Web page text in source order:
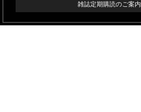
雑誌定期購読のご案内